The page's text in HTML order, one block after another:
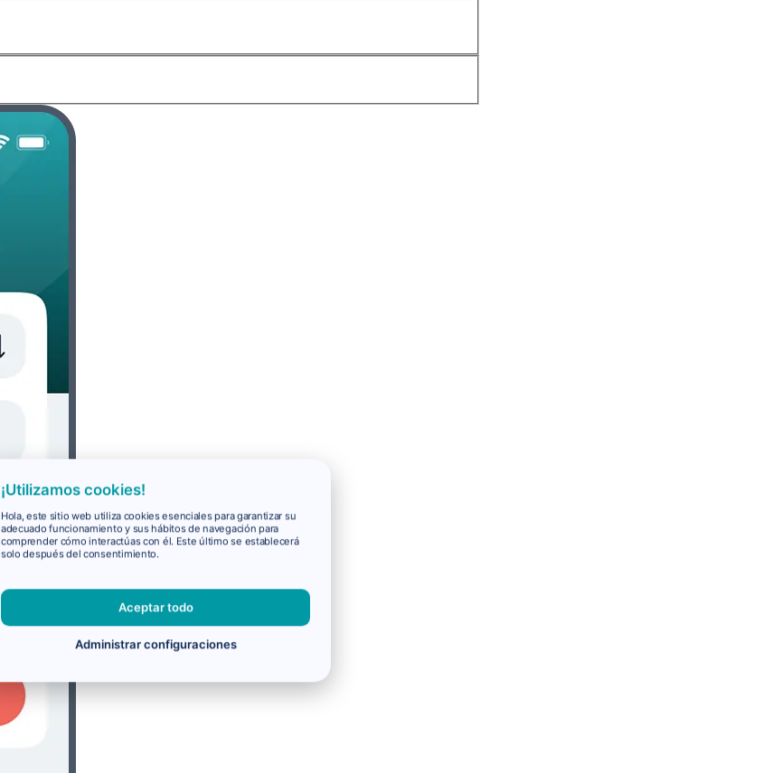
¡Utilizamos cookies!
Hola, este sitio web utiliza cookies esenciales para garantizar su
adecuado funcionamiento y sus hábitos de navegación para
comprender cómo interactúas con él. Este último se establecerá
solo después del consentimiento.
Aceptar todo
Administrar configuraciones